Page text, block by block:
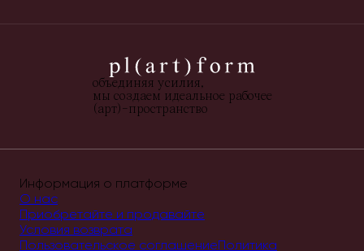
объединяя усилия,
мы создаем идеальное рабочее
(арт)-пространство
Информация о платформе
О нас
Приобретайте и продавайте
Условия возврата
Пользовательское соглашениеПолитика